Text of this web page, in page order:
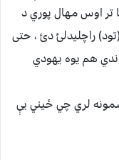
اوس مهال پوري د
راچليدلئ دئ ، حتی
هم يوه يهودي
لري چي ځيني يې